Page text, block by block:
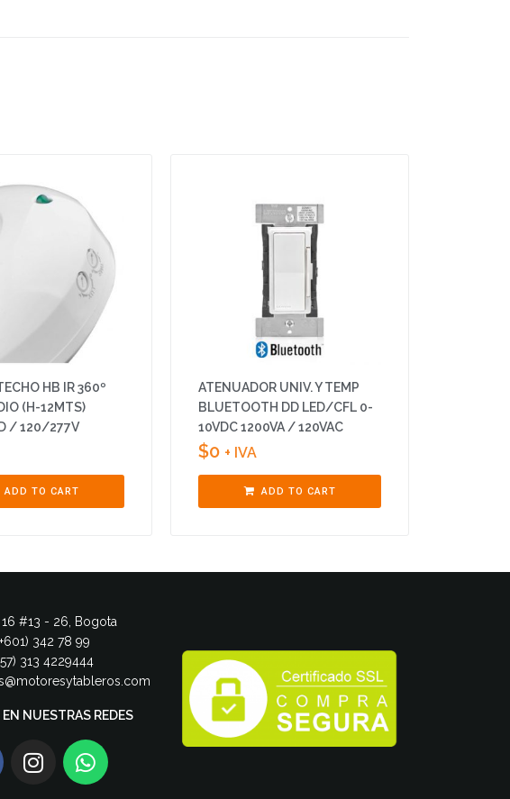
HB IR 360º
(H-12MTS)
/ 120/277V
ADD TO CART
ATENUADOR UNIV. Y TEMP
BLUETOOTH DD LED/CFL 0-
10VDC 1200VA / 120VAC
$0 + IVA
ADD TO CART
#13 - 26, Bogota
342 78 99
313 4229444
NUESTRAS REDES